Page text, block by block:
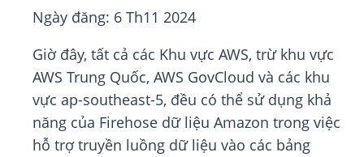
Ngày đăng: 6 Th11 2024
Giờ đây, tất cả các Khu vực AWS, trừ khu vực
AWS Trung Quốc, AWS GovCloud và các khu
vực ap-southeast-5, đều có thể sử dụng khả
năng của Firehose dữ liệu Amazon trong việc
hỗ trợ truyền luồng dữ liệu vào các bảng